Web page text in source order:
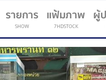
รายการ
SHOW
แฟ้มภาพ
7HDSTOCK
ผู้